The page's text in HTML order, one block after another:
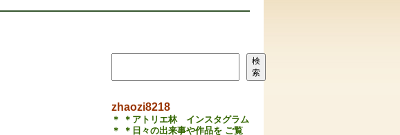
検
索
zhaozi8218
＊ ＊アトリエ林 インスタグラム
＊ ＊日々の出来事や作品を ご覧